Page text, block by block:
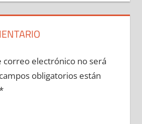
correo electrónico no será
obligatorios están